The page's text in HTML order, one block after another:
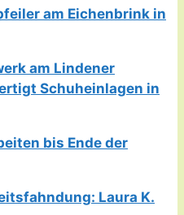
am Eichenbrink in
am Lindener
Schuheinlagen in
bis Ende der
Laura K.